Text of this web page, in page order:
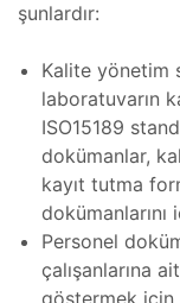
şunlardır:
Kalite yönetim
laboratuvarın
ISO15189
dokümanlar,
kayıt tutma
dokümanlarını
Personel
çalışanlarına
ve